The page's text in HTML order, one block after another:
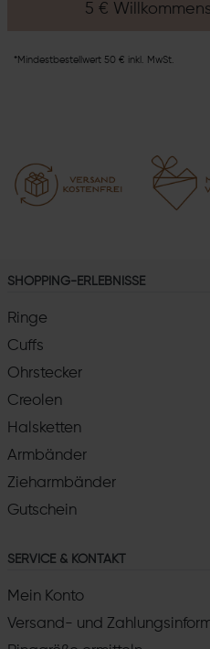
5 €
*Mindestbestellwert 50 € inkl. MwSt.
SHOPPING-ERLEBNISSE
Ringe
Cuffs
Ohrstecker
Creolen
Halsketten
Armbänder
Zieharmbänder
Gutschein
SERVICE & KONTAKT
Mein Konto
Versand- und